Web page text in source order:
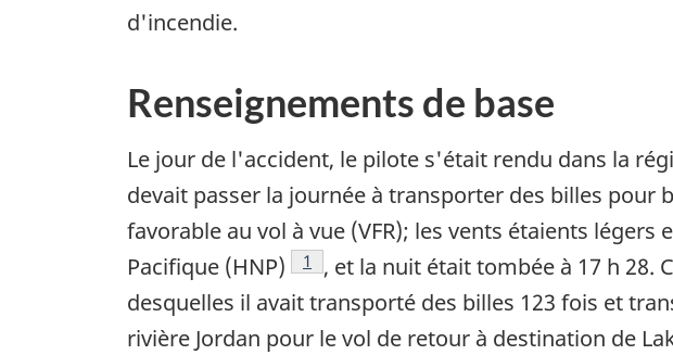
d'incendie.
Renseignements de base
Le jour de l'accident, le pilote s'était rendu dans la
devait passer la journée à transporter des billes pour
favorable au vol à vue (VFR); les vents étaients
Pacifique (HNP)
Note de bas de page
1
, et la nuit était tombée à 17 h 28.
desquelles il avait transporté des billes 123 fois et
rivière Jordan pour le vol de retour à destination de